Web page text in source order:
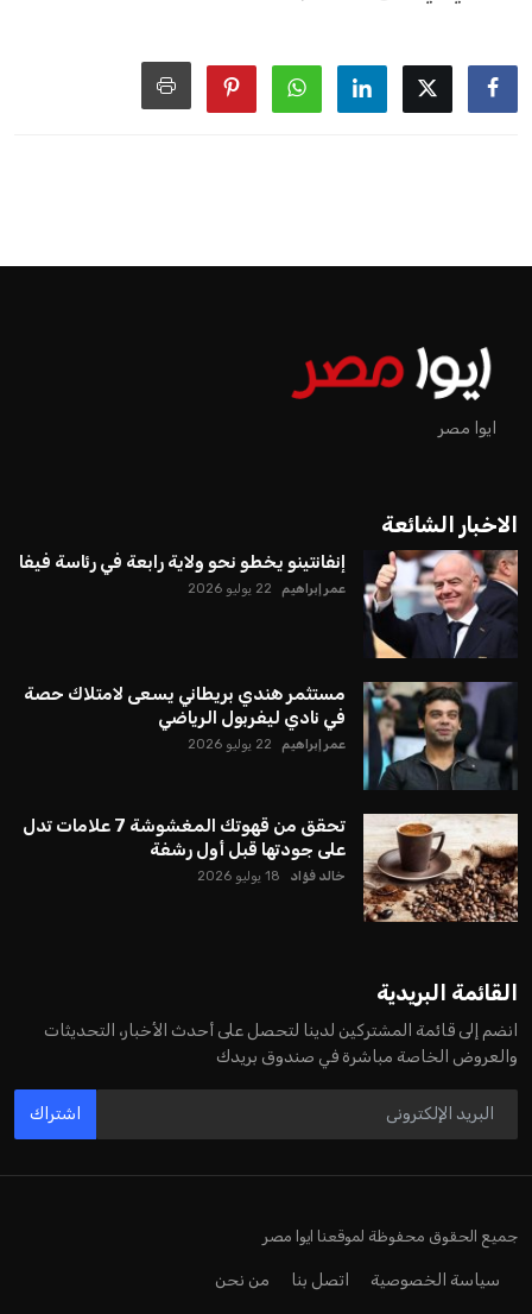
إنفانتينو يخطو نحو ولاية رابعة في
عمر إبراهيم منذ 18 أيام
يبدو أن السويسري جياني إنفانتينو في طريقه للاحتفاظ بمنصبه
كرئيس للاتحاد الدولي لكرة القدم “فيفا” لفترة رابعة، بعد أن حصل
على تأييد واسع من أكثر من 200 اتحاد وطني من أصل 211 في
الجمعية العمومية. مما يعزز فرصته للفوز في الانتخابات المقررة عام
2027، ويجعله المرشح الأكثر حظًا حتى الآن.
لإنفانتينو في الآونة الأخيرة. حتى الآن، لم يتقدم أي مرشح منافس
في السباق الانتخابي، ولم تتمكن الأصوات المعارضة من التوصل إلى
اسم يوازن موقف إنفانتينو، قبل انتهاء فترة الترشح في نوفمبر
المقبل.
يعتمد إنفانتينو على قاعدة دعم قوية من الاتحادات القارية المختلفة،
اتحادات أمريكا الجنوبية والكونكاكاف. وقد ساهمت مجموعة من
عن رفع عدد الفرق المشاركة في كأس العالم، وإطلاق بطولات دولية
جديدة تحت مظلة “فيفا”.